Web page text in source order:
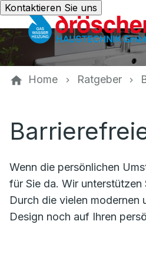
Kontaktieren Sie uns
Home Ratgeber
Wenn die persönlichen
für Sie da. Wir unterstützen
Durch die vielen modernen
Design noch auf Ihren